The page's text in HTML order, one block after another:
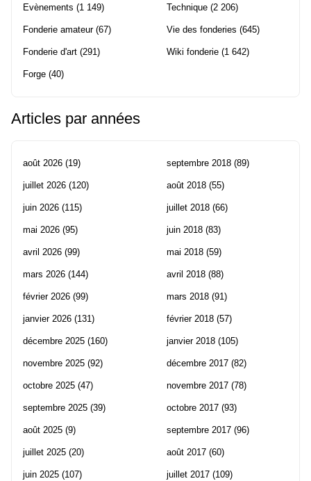
Evènements (1 149)
Fonderie amateur(67)
Fonderie d'art (291)
Forge (40)
Technique (2 206)
Vie des fonderies (645)
Wiki fonderie (1 642)
Articles par années
août 2026 (19)
juillet 2026 (120)
juin 2026 (115)
mai 2026 (95)
avril 2026 (99)
mars 2026 (144)
février 2026 (99)
janvier 2026 (131)
décembre 2025 (160)
novembre 2025 (92)
octobre 2025 (47)
septembre 2025 (39)
août 2025 (9)
juillet 2025 (20)
juin 2025 (107)
septembre 2018 (89)
août 2018 (55)
juillet 2018 (66)
juin 2018 (83)
mai 2018 (59)
avril 2018 (88)
mars 2018 (91)
février 2018 (57)
janvier 2018 (105)
décembre 2017 (82)
novembre 2017 (78)
octobre 2017 (93)
septembre 2017 (96)
août 2017 (60)
juillet 2017 (109)